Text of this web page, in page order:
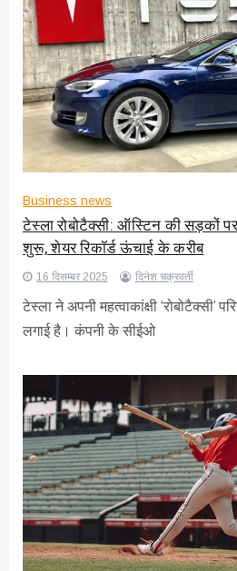
Business news
टेस्ला रोबोटैक्सी: ऑस्टिन की सड़कों
शुरू, शेयर रिकॉर्ड ऊंचाई के करीब
16 दिसम्बर 2025 दिनेश चक्रवर्ती
टेस्ला ने अपनी महत्वाकांक्षी ‘रोबोटैक्सी’
लगाई है। कंपनी के सीईओ